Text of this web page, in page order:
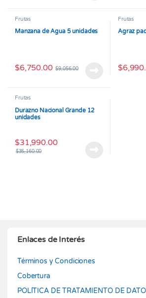
Frutas
Manzana de Agua 5 unidades
$6,750.00 $9,056.00
Frutas
Agraz
$
Frutas
Durazno Nacional Grande 12
unidades
$31,990.00
$35,160.00
Enlaces de Interés
Términos y Condiciones
Cobertura
POLÍTICA DE TRATAMIENTO DE